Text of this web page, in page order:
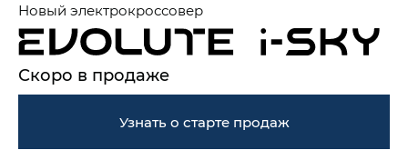
Новый электрокроссовер
Скоро в продаже
Узнать о старте продаж